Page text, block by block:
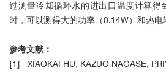
过测量冷却循环水的进出口温度计算
时，可以测得大的功率（0.14W）和热电
参考文献：
[1] XIAOKAI HU, KAZUO NAGASE,